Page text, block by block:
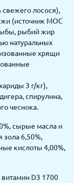
свежего лосося),
(источник МОС
рыбий жир
натуральных
хрящи
3 г/кг),
спирулина,
чеснока.
сырые масла и
зола 6,50%,
кислоты 4,00%,
D3 1700